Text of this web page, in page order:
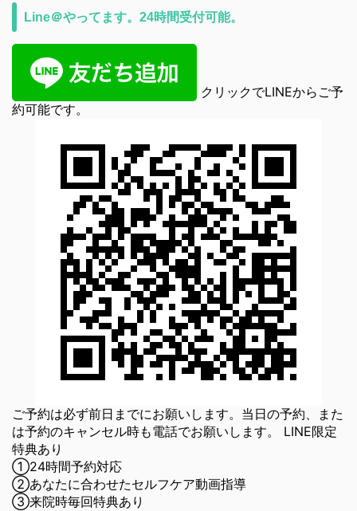
Line＠やってます。24時間受付可能。
クリックでLINEからご予
約可能です。
ご予約は必ず前日までにお願いします。当日の予約、また
は予約のキャンセル時も電話でお願いします。 LINE限定
特典あり
①24時間予約対応
②あなたに合わせたセルフケア動画指導
③来院時毎回特典あり